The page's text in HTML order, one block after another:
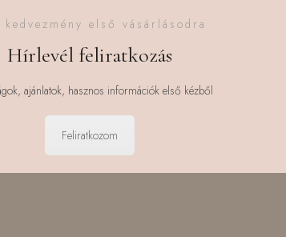
kedvezmény első vásárlásodra
Hírlevél feliratkozás
ajánlatok, hasznos információk első kézből
Feliratkozom